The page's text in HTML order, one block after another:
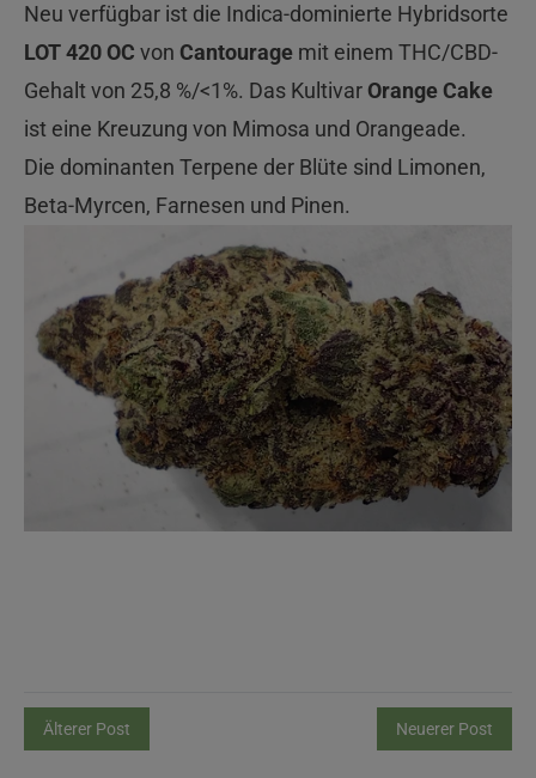
Neu verfügbar ist die Indica-dominierte Hybridsorte
LOT 420 OC von Cantourage mit einem THC/CBD-
Gehalt von 25,8 %/<1%. Das KultivarOrange Cake
ist eine Kreuzung von Mimosa und Orangeade.
Die dominanten Terpene der Blüte sind Limonen,
Beta-Myrcen, Farnesen und Pinen.
Älterer Post Neuerer Post